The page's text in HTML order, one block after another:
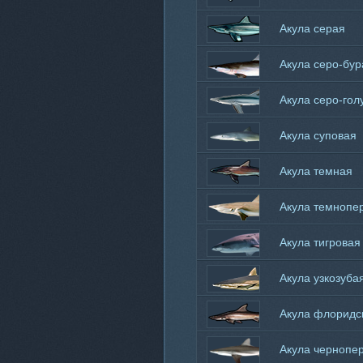
Акула серая
короткоперая
Акула серо-
Акула серо-
Акула суповая
Акула темная
Акула
Акула тигровая
Акула
Акула
Акула